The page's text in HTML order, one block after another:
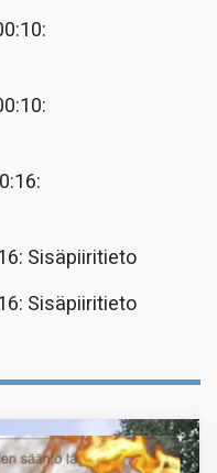
Sisäpiiritieto
Sisäpiiritieto